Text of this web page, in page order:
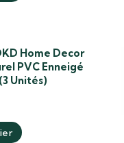
Home Decor
PVC Enneigé
Unités)